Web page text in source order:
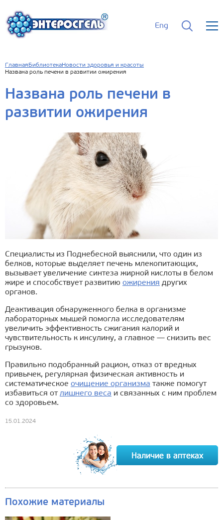
Eng
Главная БиблиотекаНовости здоровья и красоты
Названа роль печени в развитии ожирения
Названа роль печени в
развитии ожирения
Специалисты из Поднебесной выяснили, что один из
белков, которые выделяет печень млекопитающих,
вызывает увеличение синтеза жирной кислоты в белом
жире и способствует развитию ожирения других
органов.
Деактивация обнаруженного белка в организме
лабораторных мышей помогла исследователям
увеличить эффективность сжигания калорий и
чувствительность к инсулину, а главное — снизить вес
грызунов.
Правильно подобранный рацион, отказ от вредных
привычек, регулярная физическая активность и
систематическое очищение организма также помогут
избавиться отлишнего веса и связанных с ним проблем
со здоровьем.
15.01.2024
Похожие материалы